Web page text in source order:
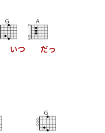
G
いつ
A
だっ
G